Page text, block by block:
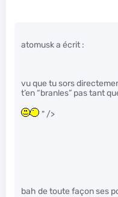
atomusk a écrit :
vu que tu sors
t’en “branles” pas tant
" />
bah de toute façon ses